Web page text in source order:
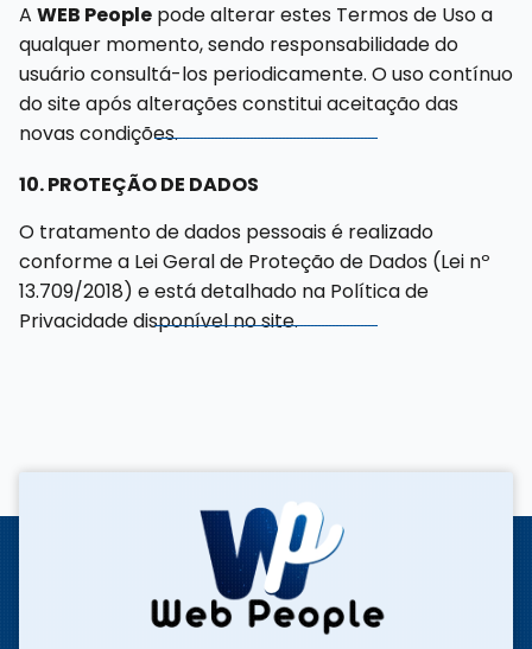
A WEB People pode alterar estes Termos de Uso a
qualquer momento, sendo responsabilidade do
usuário consultá-los periodicamente. O uso contínuo
do site após alterações constitui aceitação das
novas condições.
10. PROTEÇÃO DE DADOS
O tratamento de dados pessoais é realizado
conforme a Lei Geral de Proteção de Dados (Lei nº
13.709/2018) e está detalhado na Política de
Privacidade disponível no site.